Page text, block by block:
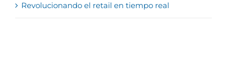
Revolucionando el retail en tiempo real